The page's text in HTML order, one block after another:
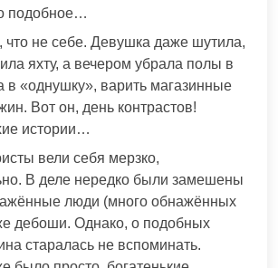
подобное…
что не себе. Девушка даже шутила,
яхту, а вечером убрала полы в
«однушку», варить магазинные
Вот он, день контрастов!
истории…
вели себя мерзко,
В деле нередко были замешены
люди (много обнажённых
дебоши. Однако, о подобных
старалась не вспоминать.